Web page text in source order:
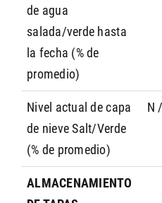
de agua
salada/verde hasta
la fecha (% de
promedio)
Nivel actual de capa
de nieve Salt/Verde
(% de promedio)
N
ALMACENAMIENTO